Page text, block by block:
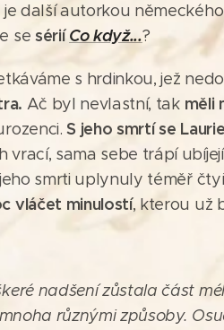
je další autorkou
se sériíCo když...?
s hrdinkou, jež
Ač byl nevlastní, tak měli
S jeho smrtí se
vrací, sama sebe trápí
smrti uplynuly téměř
vláčet minulostí, kterou už
nadšení zůstala část
různými způsoby.